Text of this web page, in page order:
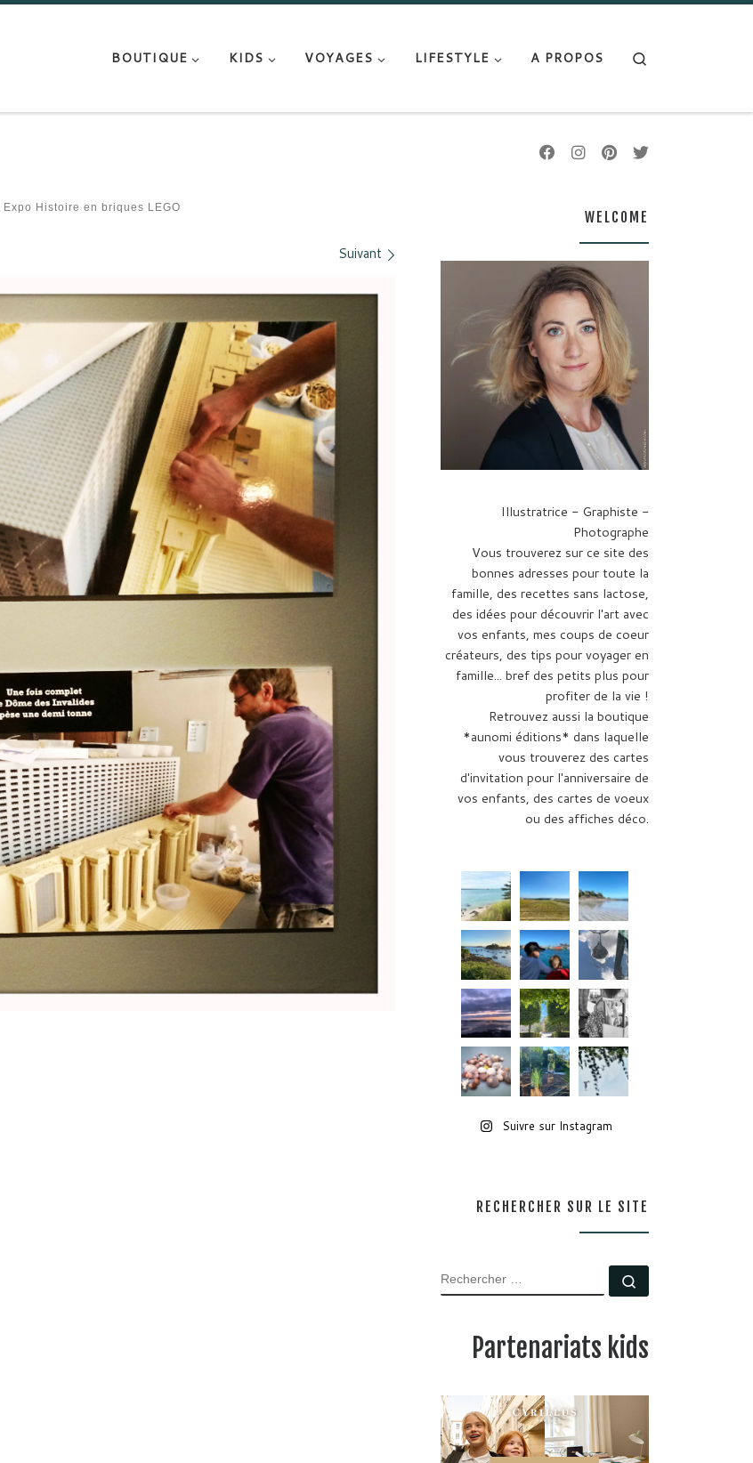
BOUTIQUE
KIDS VOYAGES LIFESTYLE A PROPOS
Expo Histoire en briques LEGO
Suivant
WELCOME
Illustratrice - Graphiste -
Photographe
Vous trouverez sur ce site des
bonnes adresses pour toute la
famille, des recettes sans lactose,
des idées pour découvrir l'art avec
vos enfants, mes coups de coeur
créateurs, des tips pour voyager en
famille... bref des petits plus pour
profiter de la vie !
Retrouvez aussi la boutique
*aunomi éditions* dans laquelle
vous trouverez des cartes
d'invitation pour l'anniversaire de
vos enfants, des cartes de voeux
ou des affiches déco.
Suivre sur Instagram
RECHERCHER SUR LE SITE
RECHERCHER
Partenariats kids